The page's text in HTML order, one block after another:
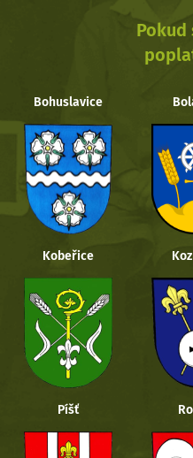
Bohuslavice
Kobeřice
Píšť